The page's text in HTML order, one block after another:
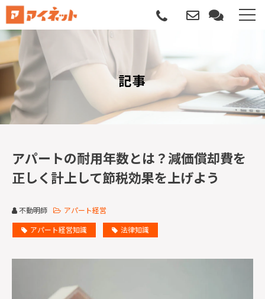
選ばれる理由
導入について
サポートについて
記事
資料請求
記事
アパートの耐用年数とは？減価償却費を
正しく計上して節税効果を上げよう
不動明師
アパート経営
アパート経営知識
法律知識